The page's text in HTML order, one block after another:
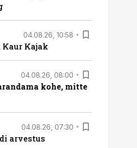
04.08.26, 10:58
Kajak
04.08.26, 08:00
kohe, mitte
04.08.26, 07:30
arvestus